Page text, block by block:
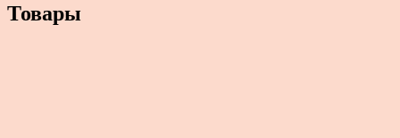
Товары